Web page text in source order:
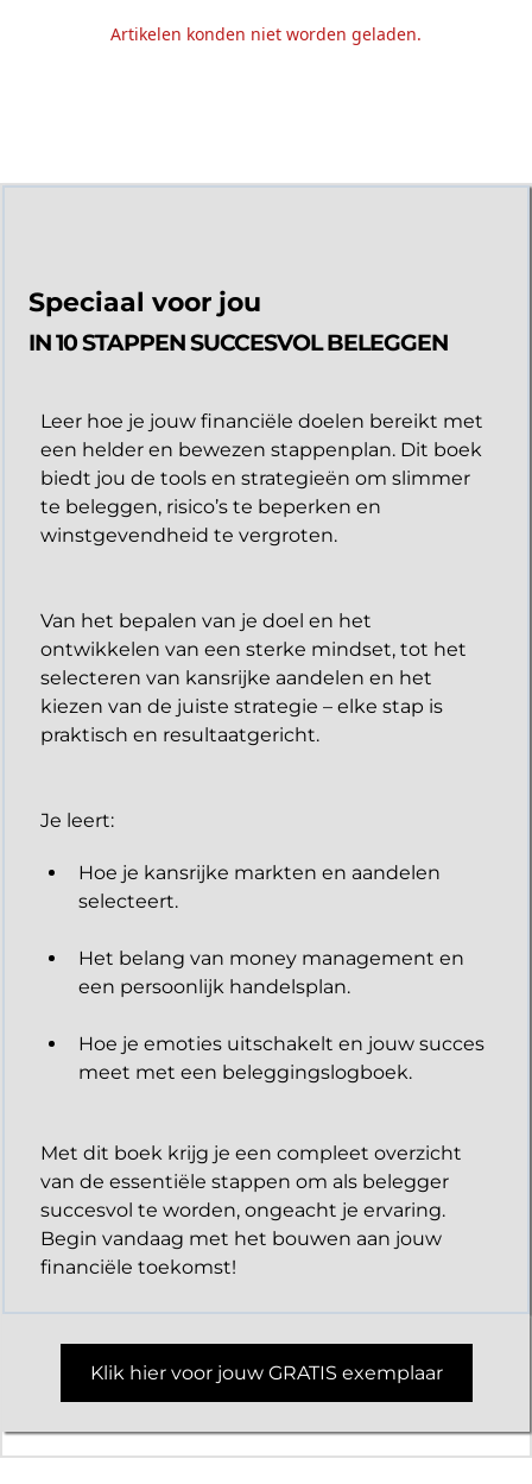
Artikelen konden niet worden geladen.
Speciaal voor jou
IN 10 STAPPEN SUCCESVOL BELEGGEN
Leer hoe je jouw financiële doelen bereikt met
een helder en bewezen stappenplan. Dit boek
biedt jou de tools en strategieën om slimmer
te beleggen, risico’s te beperken en
winstgevendheid te vergroten.
Van het bepalen van je doel en het
ontwikkelen van een sterke mindset, tot het
selecteren van kansrijke aandelen en het
kiezen van de juiste strategie – elke stap is
praktisch en resultaatgericht.
​Je leert:
Hoe je kansrijke markten en aandelen
selecteert.
Het belang van money management en
een persoonlijk handelsplan.
Hoe je emoties uitschakelt en jouw succes
meet met een beleggingslogboek.
Met dit boek krijg je een compleet overzicht
van de essentiële stappen om als belegger
succesvol te worden, ongeacht je ervaring.
Begin vandaag met het bouwen aan jouw
financiële toekomst!
Klik hier voor jouw GRATIS exemplaar